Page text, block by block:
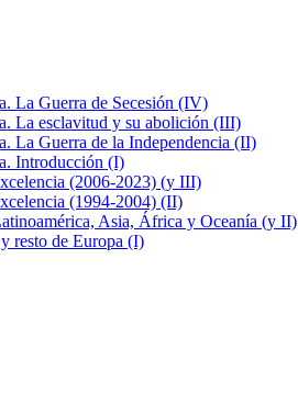
La Guerra de Secesión (IV)
La esclavitud y su abolición (III)
La Guerra de la Independencia (II)
Introducción (I)
(2006-2023) (y III)
(1994-2004) (II)
Asia, África y Oceanía (y II)
resto de Europa (I)